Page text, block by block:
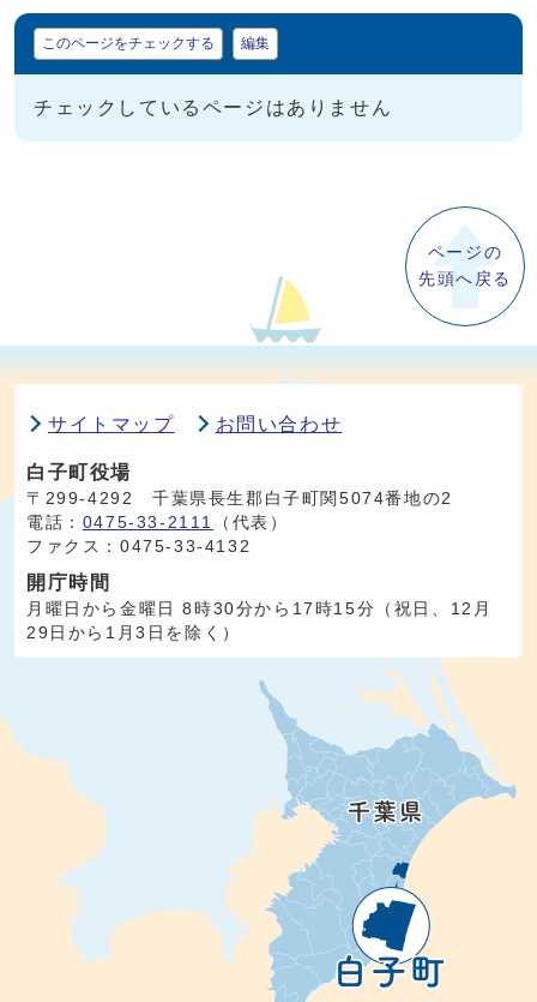
マイページ
このページをチェックする 編集
チェックしているページはありません
ページの
先頭へ戻る
サイトマップ お問い合わせ
白子町役場
〒299-4292 千葉県長生郡白子町関5074番地の2
電話： 0475-33-2111
（代表）
ファクス：0475-33-4132
開庁時間
月曜日から金曜日 8時30分から17時15分（祝日、12月
29日から1月3日を除く）